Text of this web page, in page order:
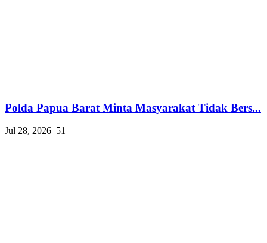
Polda Papua Barat Minta Masyarakat Tidak Bers...
Jul 28, 2026 51